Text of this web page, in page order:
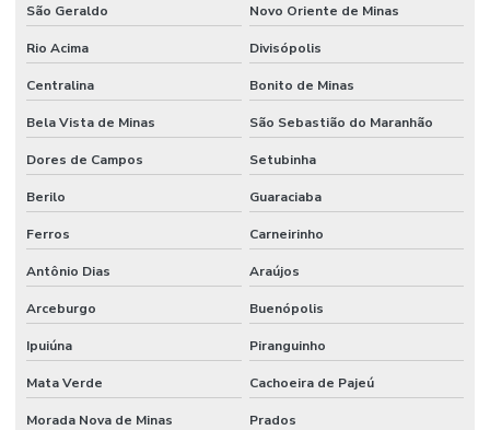
São Geraldo Novo Oriente de Minas
Rio Acima Divisópolis
Centralina Bonito de Minas
Bela Vista de Minas São Sebastião do Maranhão
Dores de Campos Setubinha
Berilo Guaraciaba
Ferros Carneirinho
Antônio Dias Araújos
Arceburgo Buenópolis
Ipuiúna Piranguinho
Mata Verde Cachoeira de Pajeú
Morada Nova de Minas Prados